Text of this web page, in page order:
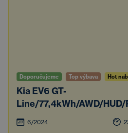
Doporučujeme Top výbava Hot
Kia EV6 GT-
Line/77,4kWh/AWD/HUD/
6/2024